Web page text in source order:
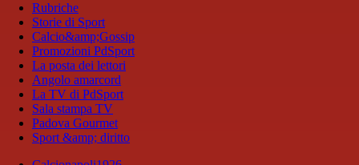
Rubriche
Storie di Sport
Calcio&amp;Gossip
Promozioni PdSport
La posta dei lettori
Angolo amarcord
La TV di PdSport
Sala stampa TV
Padova Gourmet
Sport &amp; diritto